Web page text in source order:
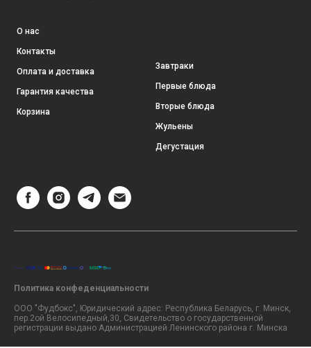
О нас
Контакты
Оплата и доставка
Гарантия качества
Корзина
Завтраки
Первые блюда
Вторые блюда
Жульены
Дегустация
Политика конфеденциальности
ООО "Фудбокс", Юридический адрес: Республика Беларусь, г. Минск,
пер.2ой Велосипедный,30, Свидетельство о государственной
регистрации выдано Администрацией Ленинского района г. Минска